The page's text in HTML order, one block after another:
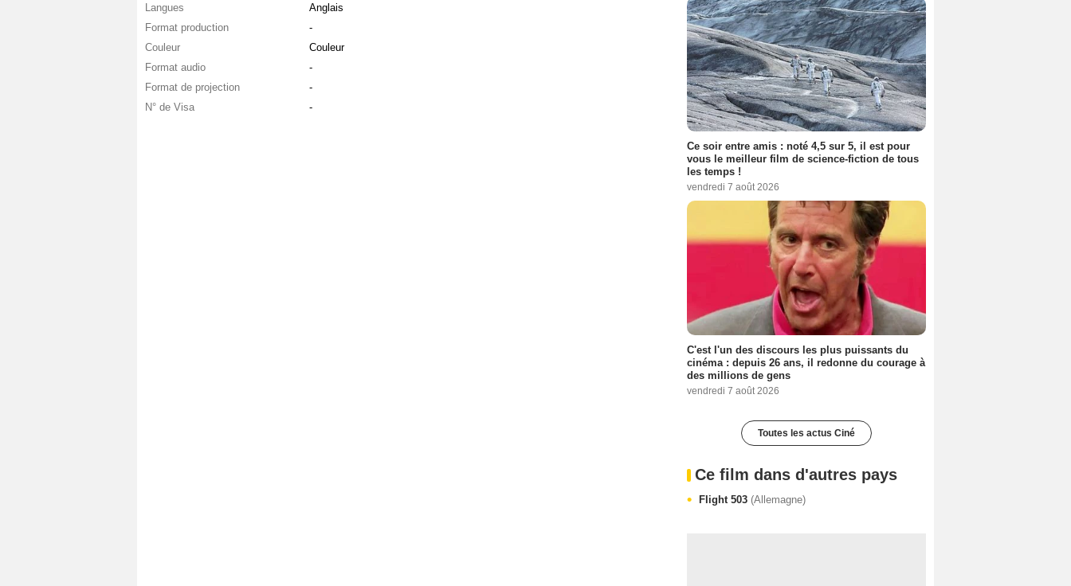
Langues
Anglais
Format production
-
Couleur
Couleur
Format audio
-
Format de projection
-
N° de Visa
-
Ce soir entre amis : noté 4,5 sur 5, il est pour
vous le meilleur film de science-fiction de tous
les temps !
vendredi 7 août 2026
C'est l'un des discours les plus puissants du
cinéma : depuis 26 ans, il redonne du courage à
des millions de gens
vendredi 7 août 2026
Toutes les actus Ciné
Ce film dans d'autres pays
Flight 503 (Allemagne)